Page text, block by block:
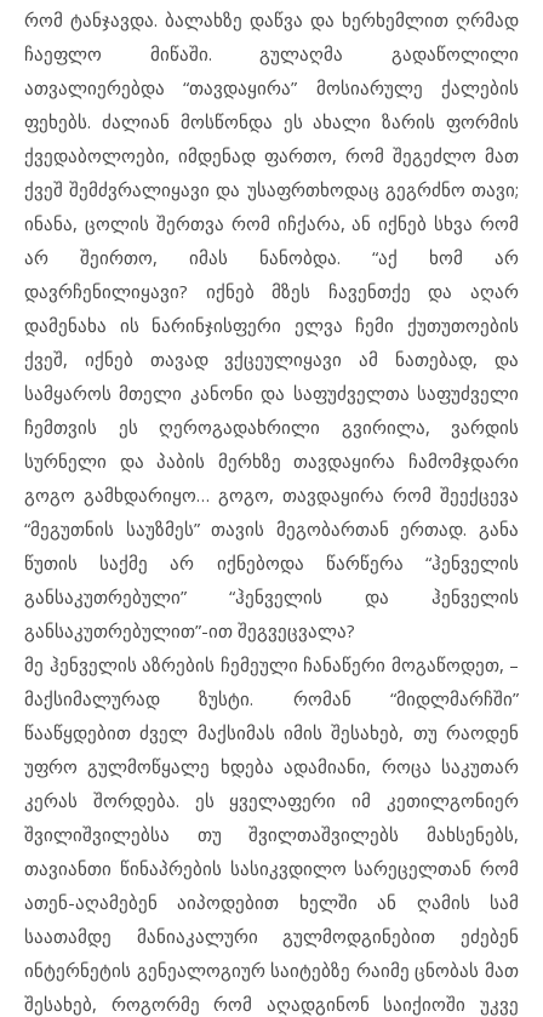
რომ ტანჯავდა. ბალახზე დაწვა და ხერხემლით ღრმად
ჩაეფლო მიწაში. გულაღმა გადაწოლილი
ათვალიერებდა “თავდაყირა” მოსიარულე ქალების
ფეხებს. ძალიან მოსწონდა ეს ახალი ზარის ფორმის
ქვედაბოლოები, იმდენად ფართო, რომ შეგეძლო მათ
ქვეშ შემძვრალიყავი და უსაფრთხოდაც გეგრძნო თავი;
ინანა, ცოლის შერთვა რომ იჩქარა, ან იქნებ სხვა რომ
არ შეირთო, იმას ნანობდა. “აქ ხომ არ
დავრჩენილიყავი? იქნებ მზეს ჩავენთქე და აღარ
დამენახა ის ნარინჯისფერი ელვა ჩემი ქუთუთოების
ქვეშ, იქნებ თავად ვქცეულიყავი ამ ნათებად, და
სამყაროს მთელი კანონი და საფუძველთა საფუძველი
ჩემთვის ეს ღეროგადახრილი გვირილა, ვარდის
სურნელი და პაბის მერხზე თავდაყირა ჩამომჯდარი
გოგო გამხდარიყო… გოგო, თავდაყირა რომ შეექცევა
“მეგუთნის საუზმეს” თავის მეგობართან ერთად. განა
წუთის საქმე არ იქნებოდა წარწერა “ჰენველის
განსაკუთრებული” “ჰენველის და ჰენველის
განსაკუთრებულით”-ით შეგვეცვალა?
მე ჰენველის აზრების ჩემეული ჩანაწერი მოგაწოდეთ, –
მაქსიმალურად ზუსტი. რომან “მიდლმარჩში”
წააწყდებით ძველ მაქსიმას იმის შესახებ, თუ რაოდენ
უფრო გულმოწყალე ხდება ადამიანი, როცა საკუთარ
კერას შორდება. ეს ყველაფერი იმ კეთილგონიერ
შვილიშვილებსა თუ შვილთაშვილებს მახსენებს,
თავიანთი წინაპრების სასიკვდილო სარეცელთან რომ
ათენ-აღამებენ აიპოდებით ხელში ან ღამის სამ
საათამდე მანიაკალური გულმოდგინებით ეძებენ
ინტერნეტის გენეალოგიურ საიტებზე რაიმე ცნობას მათ
შესახებ, როგორმე რომ აღადგინონ საიქიოში უკვე